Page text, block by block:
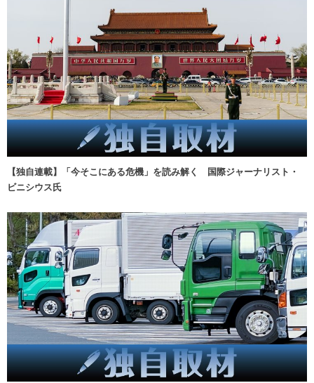
【独自連載】「今そこにある危機」を読み解く 国際ジャーナリスト・
ビニシウス氏